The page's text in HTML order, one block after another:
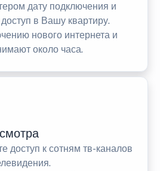
дату подключения и
в Вашу квартиру.
нового интернета и
около часа.
доступ к сотням тв-каналов